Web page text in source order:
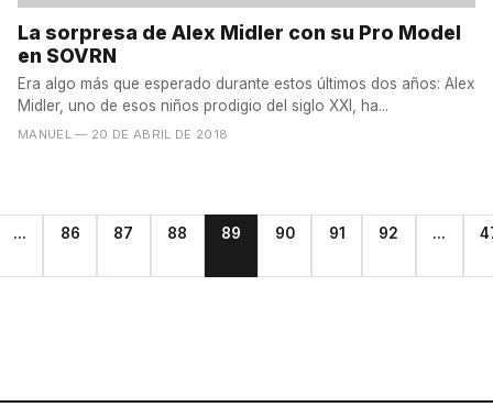
La sorpresa de Alex Midler con su Pro Model
en SOVRN
Era algo más que esperado durante estos últimos dos años: Alex
Midler, uno de esos niños prodigio del siglo XXI, ha...
MANUEL — 20 DE ABRIL DE 2018
... 86 87 88 89 90 91 92 ...